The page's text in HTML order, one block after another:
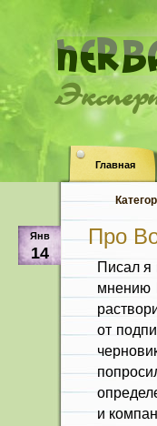
Главная
Янв
14
Про
Писал я
мнению
от
и